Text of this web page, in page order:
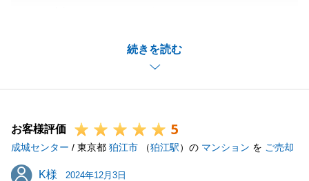
続きを読む
らいつでもお気軽にご連絡くださいませ。
どんな些細なことでも一生懸命にご対応させていただ
きます。
お客様評価 5
成城センター / 東京都 狛江市 （狛江駅）の マンション を ご売却
K様
K様 2024年12月3日